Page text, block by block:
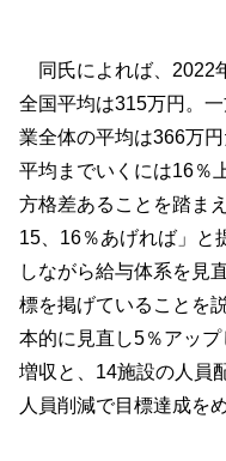
同氏によれば、2022
全国平均は315万円。
業全体の平均は366万
平均までいくには16％
方格差あることを踏ま
15、16％あげれば」と
しながら給与体系を見
標を掲げていることを
本的に見直し5％アッ
増収と、14施設の人員
人員削減で目標達成を